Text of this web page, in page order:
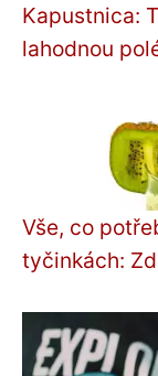
Kapustnica:
lahodnou
Vše, co
tyčinkách: